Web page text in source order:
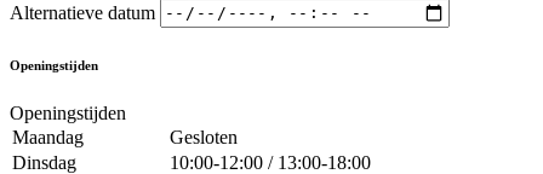
Alternatieve datum
Openingstijden
Openingstijden
Maandag
Gesloten
Dinsdag
10:00-12:00 / 13:00-18:00